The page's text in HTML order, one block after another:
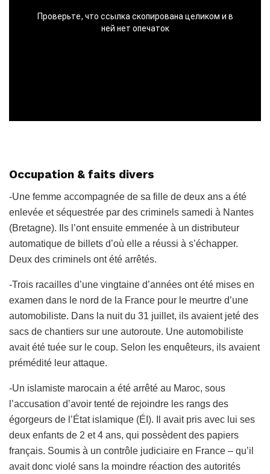
Occupation & faits divers
-Une femme accompagnée de sa fille de deux ans a été
enlevée et séquestrée par des criminels samedi à Nantes
(Bretagne). Ils l’ont ensuite emmenée à un distributeur
automatique de billets d’où elle a réussi à s’échapper.
Deux des criminels ont été arrêtés.
-Trois racailles d’une vingtaine d’années ont été mises en
examen dans le nord de la France pour le meurtre d’une
automobiliste. Dans la nuit du 31 juillet, ils avaient jeté des
sacs de chantiers sur une autoroute. Une automobiliste
avait été tuée sur le coup. Selon les enquêteurs, ils avaient
prémédité leur attaque.
-Un islamiste marocain a été arrêté au Maroc, sous
l’accusation d’avoir tenté de rejoindre les rangs des
égorgeurs de l’État islamique (ÉI). Il avait pris avec lui ses
deux enfants de 2 et 4 ans, qui possèdent des papiers
français. Soumis à un contrôle judiciaire en France – qu’il
avait donc violé sans la moindre réaction des autorités